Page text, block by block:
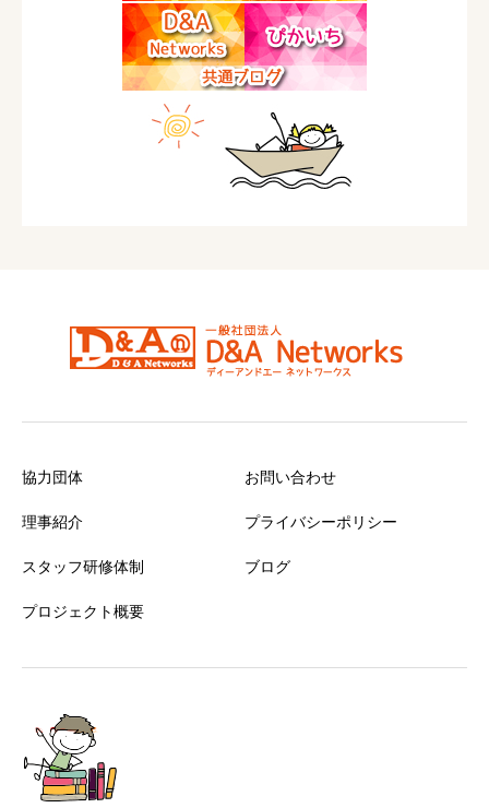
協力団体
理事紹介
スタッフ研修体制
プロジェクト概要
お問い合わせ
プライバシーポリシー
ブログ